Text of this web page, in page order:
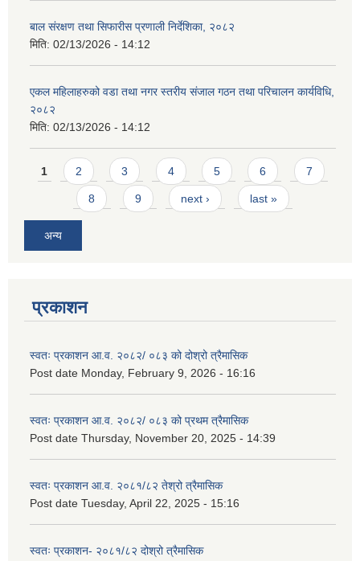
बाल संरक्षण तथा सिफारीस प्रणाली निर्देशिका, २०८२
मिति: 02/13/2026 - 14:12
एकल महिलाहरुको वडा तथा नगर स्तरीय संजाल गठन तथा परिचालन कार्यविधि,
२०८२
मिति: 02/13/2026 - 14:12
Pages
1 2 3 4 5 6 7
8 9 next › last »
अन्य
प्रकाशन
स्वतः प्रकाशन आ.व. २०८२/ ०८३ को दोश्रो त्रैमासिक
Post date Monday, February 9, 2026 - 16:16
स्वतः प्रकाशन आ.व. २०८२/ ०८३ को प्रथम त्रैमासिक
Post date Thursday, November 20, 2025 - 14:39
स्वतः प्रकाशन आ.व. २०८१/८२ तेश्रो त्रैमासिक
Post date Tuesday, April 22, 2025 - 15:16
स्वतः प्रकाशन- २०८१/८२ दोश्रो त्रैमासिक